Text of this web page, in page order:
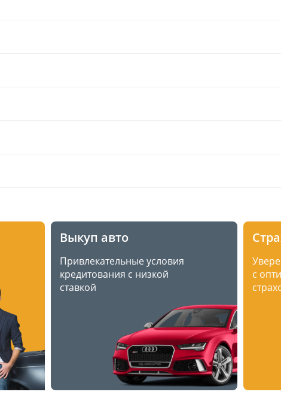
Выкуп авто
Привлекательные условия
кредитования с низкой
ставкой
с